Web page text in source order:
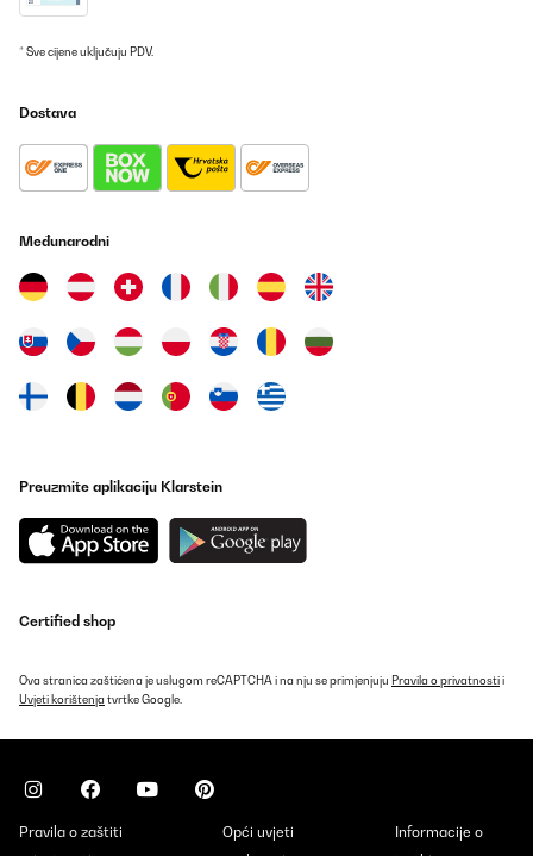
Assolutamente soddisfatto di questo acquisto! Presa per
casa, al ritorno dal mare, senza sporcare con la sabbia dentro di
struttura ad arco è bella da vedere, con base antiscivolo fatta in
WPC, materiale robusto e resistente ai raggi UV, non è
ingombrante e si può trasportare con facilità
doccia a con acqua non riscaldata non è un problema anzi, a
meno.Spedizione puntualissima.
Utente Amazon
Prevedi
Die Dusche wurde sehr schnell geliefert und war sehr gut
Aufbau war relativ schnell.Die Dusche lässt sich sehr flexibel dort
aufstellen wo er gebraucht wird. Besonders gut gefällt mir, dass
ich den Wasserstrahl individuell mit einem kleinen Regler an der
freue mich jetzt schon auf den Sommer, wo ich mir unkompliziert
Amazon-Benutzer
* Sve cijene uključuju PDV.
Dostava
Međunarodni
Preuzmite aplikaciju Klarstein
Certified shop
Ova stranica zaštićena je uslugom reCAPTCHA i na nju se primjenjuju Pravila o privatnostii
Uvjeti korištenja tvrtke Google.
Pravila o zaštiti
Opći uvjeti
Informacije o